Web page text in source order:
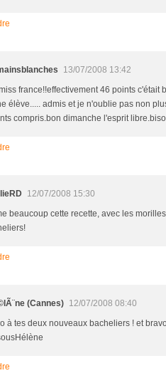
13/07/2008 13:42
france!!effectivement 46 points
élève..... admis et je n'oublie pas non
compris.bon dimanche l'esprit
12/07/2008 15:30
beaucoup cette recette, avec les
(Cannes) 12/07/2008 08:40
à tes deux nouveaux bacheliers ! et